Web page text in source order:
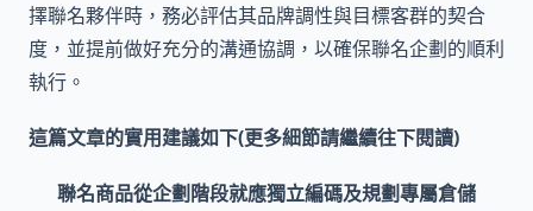
擇聯名夥伴時，務必評估其品牌調性與目標客群的契合
度，並提前做好充分的溝通協調，以確保聯名企劃的順利
執行。
這篇文章的實用建議如下(更多細節請繼續往下閱讀)
聯名商品從企劃階段就應獨立編碼及規劃專屬倉儲